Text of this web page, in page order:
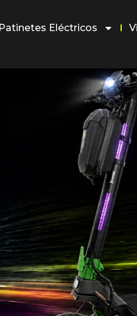
Patinetes Eléctricos